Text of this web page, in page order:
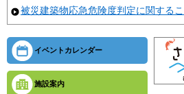
被災建築物応急危険度判定に関するこ
イベントカレンダー
施設案内